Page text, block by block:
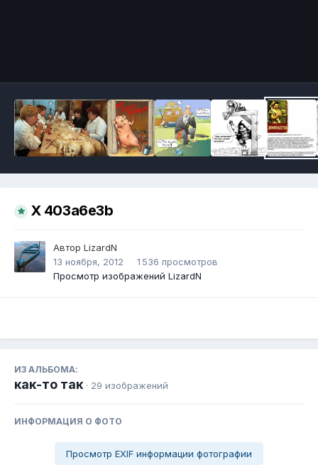
X 403a6e3b
Автор LizardN
13 ноября, 2012
1 536 просмотров
Просмотр изображений LizardN
ИЗ АЛЬБОМА:
как-то так · 29 изображений
ИНФОРМАЦИЯ О ФОТО
Просмотр EXIF информации фотографии